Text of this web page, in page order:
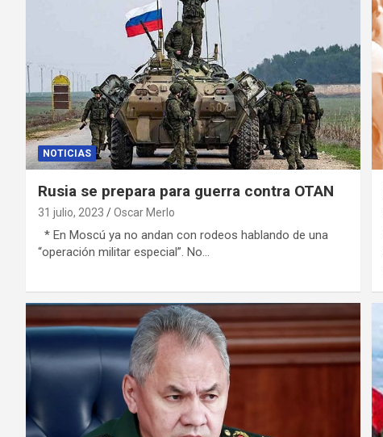
NOTICIAS
Rusia se prepara para guerra contra OTAN
31 julio, 2023 Oscar Merlo
* En Moscú ya no andan con rodeos hablando de una
“operación militar especial”. No…